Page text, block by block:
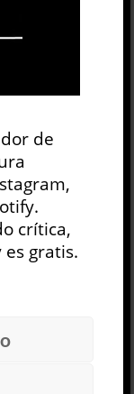
Montt,
de un
cuales
del
de
crítica,
gratis.